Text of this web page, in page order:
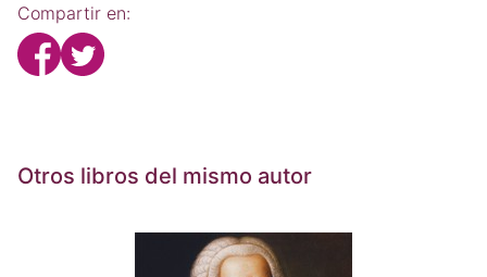
Compartir en:
Otros libros del mismo autor